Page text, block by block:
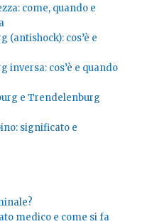
come, quando e
(antishock): cos’è e
inversa: cos’è e quando
e Trendelenburg
significato e
medico e come si fa